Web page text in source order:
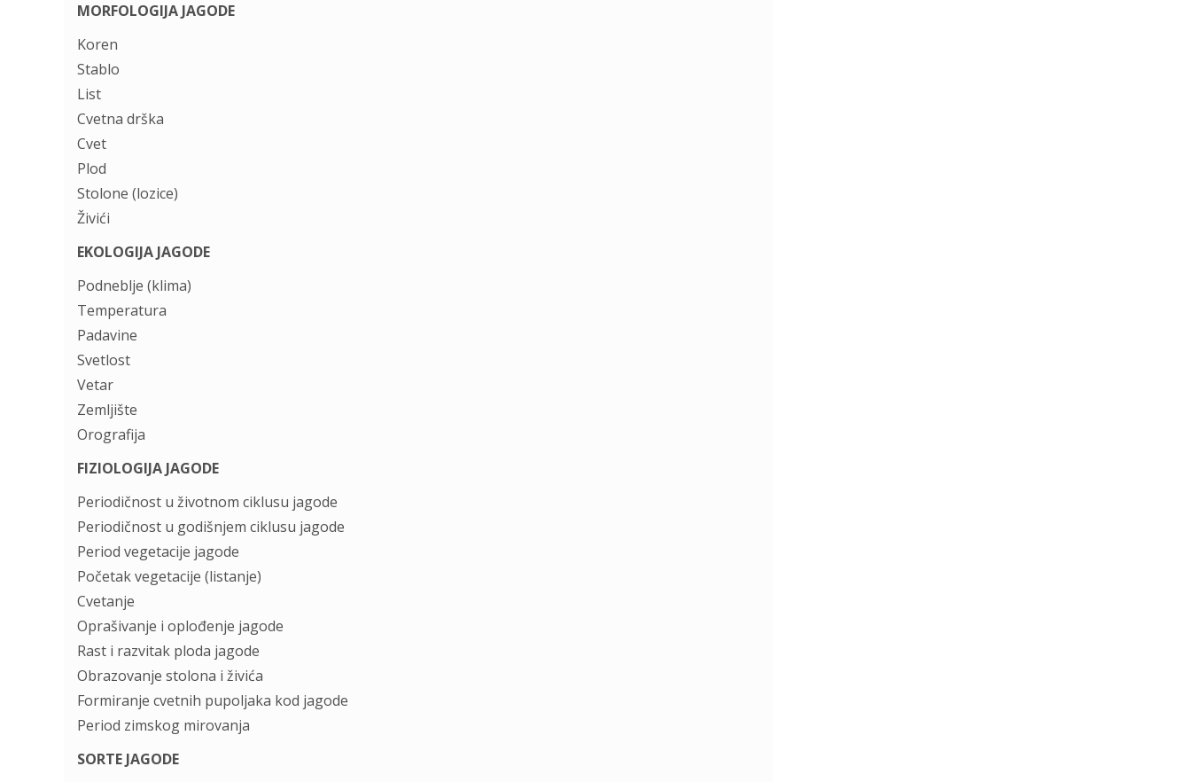
MORFOLOGIJA JAGODE
Koren
Stablo
List
Cvetna drška
Cvet
Plod
Stolone (lozice)
Živići
EKOLOGIJA JAGODE
Podneblje (klima)
Temperatura
Padavine
Svetlost
Vetar
Zemljište
Orografija
FIZIOLOGIJA JAGODE
Periodičnost u životnom ciklusu jagode
Periodičnost u godišnjem ciklusu jagode
Period vegetacije jagode
Početak vegetacije (listanje)
Cvetanje
Oprašivanje i oplođenje jagode
Rast i razvitak ploda jagode
Obrazovanje stolona i živića
Formiranje cvetnih pupoljaka kod jagode
Period zimskog mirovanja
SORTE JAGODE